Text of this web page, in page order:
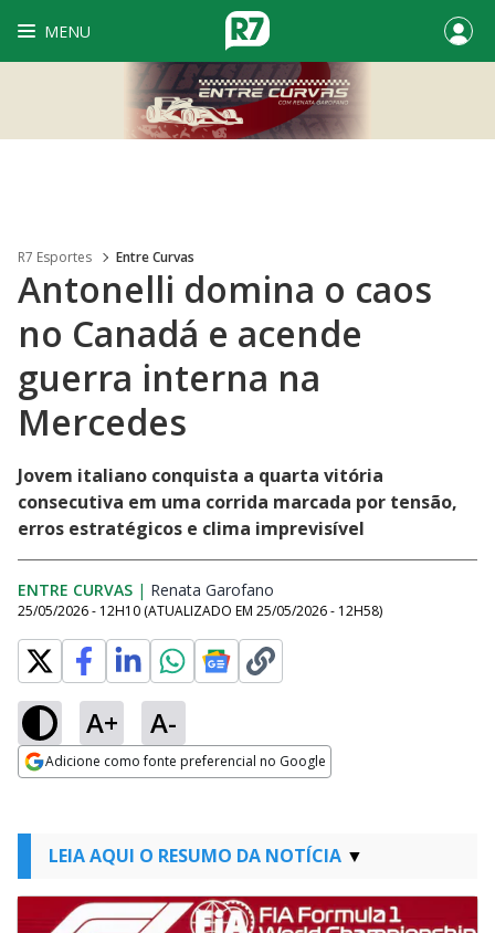
MENU
R7 Esportes Entre Curvas
Antonelli domina o caos
no Canadá e acende
guerra interna na
Mercedes
Jovem italiano conquista a quarta vitória
consecutiva em uma corrida marcada por tensão,
erros estratégicos e clima imprevisível
ENTRE CURVAS | Renata Garofano
25/05/2026 - 12H10 (ATUALIZADO EM 25/05/2026 - 12H58)
A+ A-
Adicione como fonte preferencial no Google
LEIA AQUI O RESUMO DA NOTÍCIA